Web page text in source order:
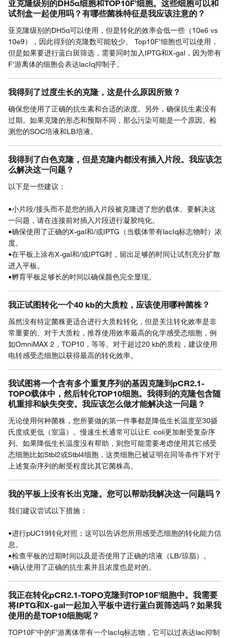
亚克隆级别的DH5α细胞和TOP10F’细胞。这些细胞可以和
试剂盒一起使用吗？有哪些菌株特征是我应该注意的？
亚克隆级别的DH5α可以使用，但是转化的效率会低一些（10e6 vs
10e9），因此得到的克隆数可能较少。 Top10F’细胞也可以使用，
但是如果要进行蓝白斑筛选，需要同时加入IPTG和X-gal，因为带有
F’游离体的细胞会表达lacIq抑制子。
我得到了过度生长的克隆，这是什么原因所致？
确保您使用了正确的抗生素和合适的浓度。另外，确保抗生素没有
过期。如果克隆的形态和预期不同，那么污染可能是一个原因。检
测您的SOC培液和LB培液。
我得到了白色克隆，但是克隆内都没有插入片段。我应该怎
么解决这一问题？
以下是一些建议：
•小片段/接头而不是您的插入片段被克隆进了您的载体。要解决这
一问题，请在连接前对插入片段进行凝胶纯化。
•确保使用了正确的X-gal和/或IPTG（当载体带有lacIq标志物时）浓
度。
•在平板上涂布X-gal和/或IPTG时，留出足够的时间让试剂充分扩散
进入平板。
•孵育平板足够长的时间以确保颜色完全显现。
我正试图转化一个40 kb的大质粒，应该使用哪种菌株？
虽然没有特定菌株更适合进行大质粒转化，但是关注转化效率是非
常重要的。对于大质粒，推荐使用效率最高的化学感受态细胞，例
如OmniMAX 2，TOP10，等等。对于超过20 kb的质粒，建议使用
电转感受态细胞以获得最高的转化效率。
我试图将一个含有多个重复序列的基因克隆到pCR2.1-
TOPO载体中，然后转化TOP10细胞。我得到的克隆包含随
机重排和缺失突变。我应该怎么做才能解决这一问题？
无论使用何种菌株，您所要做的第一件事都是降低生长温度至30摄
氏度或更低（室温）。慢速生长通常可以让E. coli更加耐受复杂序
列。如果降低生长温度没有帮助，则您可能需要考虑使用其它感受
态细胞比如Stbl2或Stbl4细胞，这类细胞已被证明在同等条件下对于
上述复杂序列的耐受程度比其它菌株高。
我的平板上没有长出克隆。您可以帮助我解决这一问题吗？
我们建议尝试以下措施：
•进行pUC19转化对照；这可以告诉您所用感受态细胞的转化能力信
息。
•检查平板的过期时间以及是否使用了正确的培液（LB/琼脂）。
•确认使用了正确的抗生素并且浓度也是对的。
我正在转化pCR2.1-TOPO克隆到TOP10F’细胞中。我需要
将IPTG和X-gal一起加入平板中进行蓝白斑筛选吗？如果我
使用的是TOP10细胞呢？
TOP10F’中的F’游离体带有一个lacIq标志物，它可以过表达lac抑制